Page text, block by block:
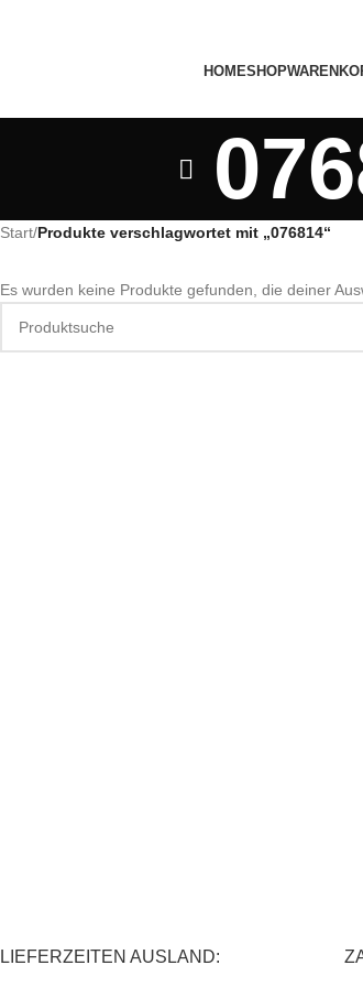
HOMESHOP
Start/Produkte verschlagwortet mit „076814“
Es wurden keine Produkte gefunden, die deiner
LIEFERZEITEN AUSLAND: